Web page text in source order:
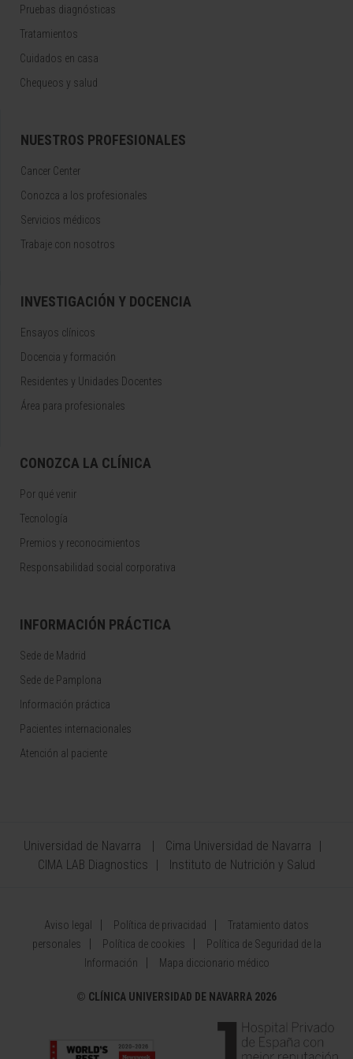
Pruebas diagnósticas
Tratamientos
Cuidados en casa
Chequeos y salud
NUESTROS PROFESIONALES
Cancer Center
Conozca a los profesionales
Servicios médicos
Trabaje con nosotros
INVESTIGACIÓN Y DOCENCIA
Ensayos clínicos
Docencia y formación
Residentes y Unidades Docentes
Área para profesionales
CONOZCA LA CLÍNICA
Por qué venir
Tecnología
Premios y reconocimientos
Responsabilidad social corporativa
INFORMACIÓN PRÁCTICA
Sede de Madrid
Sede de Pamplona
Información práctica
Pacientes internacionales
Atención al paciente
Universidad de Navarra
Cima Universidad de Navarra
CIMA LAB Diagnostics
Instituto de Nutrición y Salud
Aviso legal Política de privacidad
Tratamiento datos
personales
Política de cookies
Política de Seguridad de la
Información
Mapa diccionario médico
© CLÍNICA UNIVERSIDAD DE NAVARRA 2026